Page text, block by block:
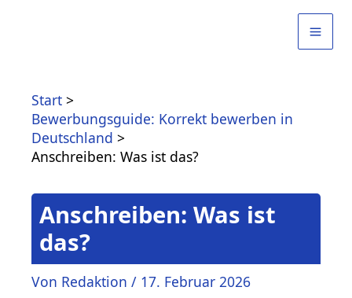
Start
Bewerbungsguide: Korrekt bewerben in
Deutschland
Anschreiben: Was ist das?
Anschreiben: Was ist
das?
Von Redaktion / 17. Februar 2026